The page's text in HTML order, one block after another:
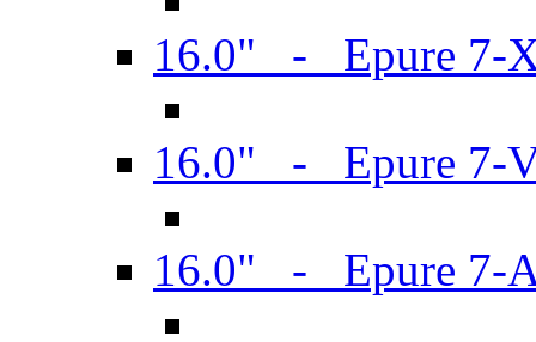
16.0" - Epure 7-
16.0" - Epure 7-
16.0" - Epure 7-